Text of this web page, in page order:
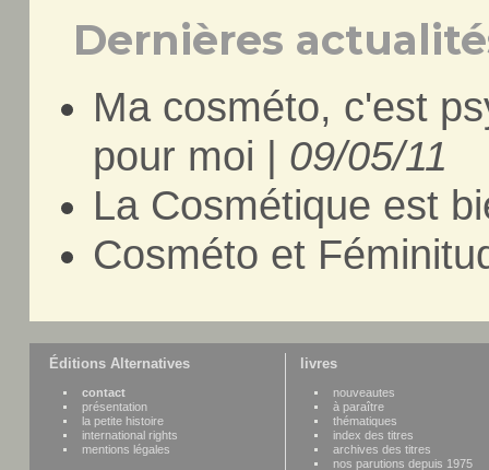
Dernières
Ma cosméto, c'est
pour moi | 09/05/11
La Cosmétique est
Cosméto et
Éditions Alternatives
contact
présentation
la petite histoire
international rights
mentions légales
livres
nouveautes
à paraître
thématiques
index des titres
archives des titres
nos parutions depuis 1975